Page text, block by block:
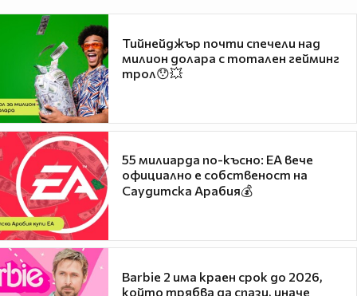
Тийнейджър почти спечели над
милион долара с тотален гейминг
трол😯💥
55 милиарда по-късно: EA вече
официално е собственост на
Саудитска Арабия💰
Barbie 2 има краен срок до 2026,
който трябва да спази, иначе